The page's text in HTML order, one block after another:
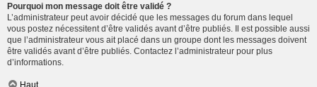
Pourquoi mon message doit être validé ?
L’administrateur peut avoir décidé que les messages du forum dans lequel
vous postez nécessitent d’être validés avant d’être publiés. Il est possible aussi
que l’administrateur vous ait placé dans un groupe dont les messages doivent
être validés avant d’être publiés. Contactez l’administrateur pour plus
d’informations.
Haut